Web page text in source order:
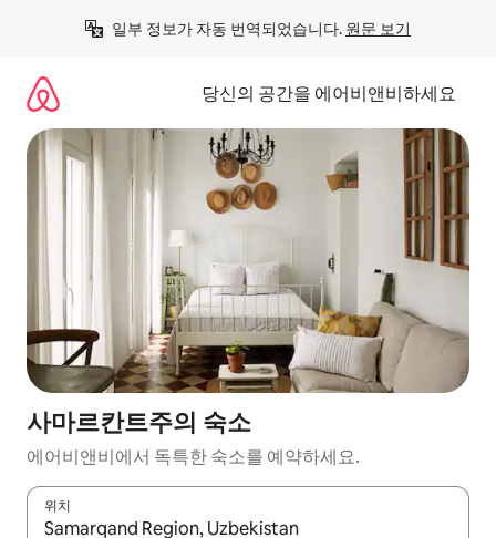
일부 정보가 자동 번역되었습니다. 원문 보기
당신의 공간을 에어비앤비하세요
사마르칸트주의 숙소
에어비앤비에서 독특한 숙소를 예약하세요.
위치
결과가 나오면 위·아래 화살표 키를 사용하거나 터치 또는 스와이